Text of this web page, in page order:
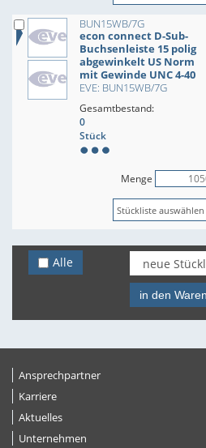
BUN15WB/7G
econ connect D-Sub-
Buchsenleiste 15 polig
abgewinkelt US Norm
mit Gewinde UNC 4-40
EVE: BUN15WB/7G
Gesamtbestand:
0
Stück
Menge
Alle
in den
Ansprechpartner
Karriere
Aktuelles
Unternehmen